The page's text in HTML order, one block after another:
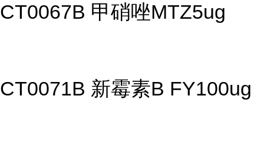
CT0067B 甲硝唑MTZ5ug
CT0071B 新霉素B FY100ug